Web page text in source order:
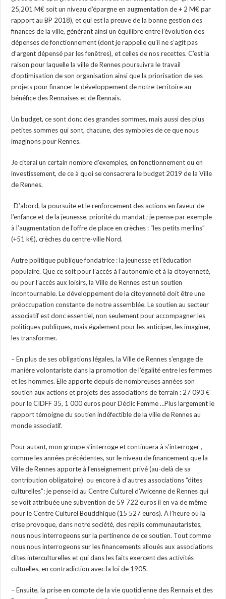
25,201 M€ soit un niveau d’épargne en augmentation de + 2 M€ par
rapport au BP 2018), et qui est la preuve de la bonne gestion des
finances de la ville, générant ainsi un équilibre entre l’évolution des
dépenses de fonctionnement (dont je rappelle qu’il ne s’agit pas
d’argent dépensé par les fenêtres), et celles de nos recettes. C’est la
raison pour laquelle la ville de Rennes poursuivra le travail
d’optimisation de son organisation ainsi que la priorisation de ses
projets pour financer le développement de notre territoire au
bénéfice des Rennaises et de Rennais.
Un budget, ce sont donc des grandes sommes, mais aussi des plus
petites sommes qui sont, chacune, des symboles de ce que nous
imaginons pour Rennes.
Je citerai un certain nombre d’exemples, en fonctionnement ou en
investissement, de ce à quoi se consacrera le budget 2019 de la Ville
de Rennes.
-D’abord, la poursuite et le renforcement des actions en faveur de
l’enfance et de la jeunesse, priorité du mandat ; je pense par exemple
à l’augmentation de l’offre de place en crèches : “les petits merlins”
(+51 k€), crèches du centre-ville Nord.
Autre politique publique fondatrice : la jeunesse et l’éducation
populaire. Que ce soit pour l’accès à l’autonomie et à la citoyenneté,
ou pour l’accès aux loisirs, la Ville de Rennes est un soutien
incontournable. Le développement de la citoyenneté doit être une
préoccupation constante de notre assemblée. Le soutien au secteur
associatif est donc essentiel, non seulement pour accompagner les
politiques publiques, mais également pour les anticiper, les imaginer,
les transformer.
– En plus de ses obligations légales, la Ville de Rennes s’engage de
manière volontariste dans la promotion de l’égalité entre les femmes
et les hommes. Elle apporte depuis de nombreuses années son
soutien aux actions et projets des associations de terrain : 27 093 €
pour le CIDFF 35, 1 000 euros pour Déclic Femme …Plus largement le
rapport témoigne du soutien indéfectible de la ville de Rennes au
monde associatif.
Pour autant, mon groupe s’interroge et continuera à s’interroger ,
comme les années précédentes, sur le niveau de financement que la
Ville de Rennes apporte à l’enseignement privé (au-delà de sa
contribution obligatoire) ou encore à d’autres associations “dites
culturelles”: je pense ici au Centre Culturel d’Avicenne de Rennes qui
se voit attribuée une subvention de 59 722 euros il en va de même
pour le Centre Culturel Bouddhique (15 527 euros). À l’heure où la
crise provoque, dans notre société, des replis communautaristes,
nous nous interrogeons sur la pertinence de ce soutien. Tout comme
nous nous interrogeons sur les financements alloués aux associations
dites interculturelles et qui dans les faits exercent des activités
cultuelles, en contradiction avec la loi de 1905.
– Ensuite, la prise en compte de la vie quotidienne des Rennais et des